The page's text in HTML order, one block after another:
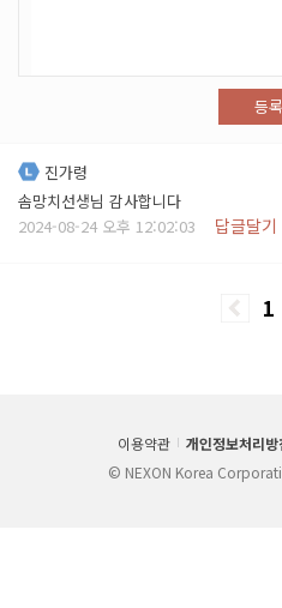
등록
진가령
솜망치선생님 감사합니다
2024-08-24 오후 12:02:03
답글달기
1
이용약관 개인정보처리방
© NEXON Korea